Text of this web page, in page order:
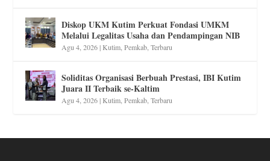
Diskop UKM Kutim Perkuat Fondasi UMKM
Melalui Legalitas Usaha dan Pendampingan NIB
Agu 4, 2026|Kutim,Pemkab,Terbaru
Soliditas Organisasi Berbuah Prestasi, IBI Kutim
Juara II Terbaik se-Kaltim
Agu 4, 2026|Kutim,Pemkab,Terbaru